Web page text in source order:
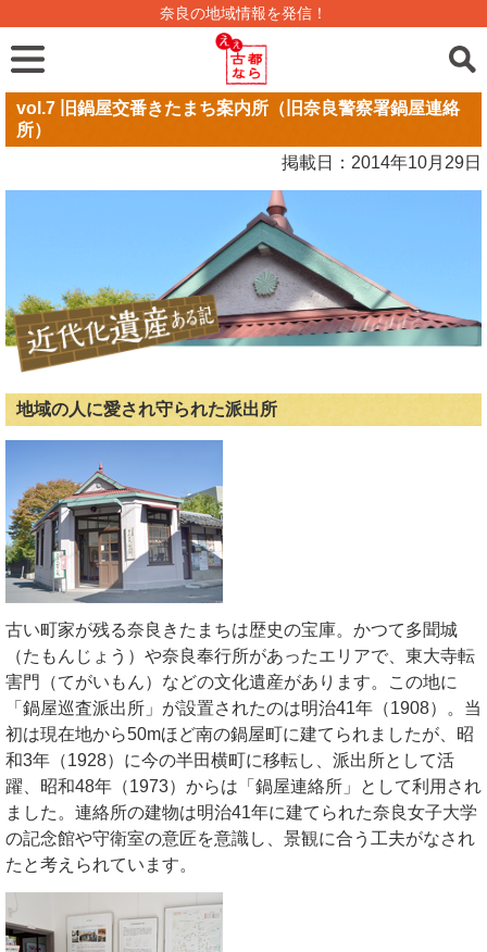
奈良の地域情報を発信！
vol.7 旧鍋屋交番きたまち案内所（旧奈良警察署鍋屋連絡
所）
掲載日：2014年10月29日
地域の人に愛され守られた派出所
古い町家が残る奈良きたまちは歴史の宝庫。かつて多聞城
（たもんじょう）や奈良奉行所があったエリアで、東大寺転
害門（てがいもん）などの文化遺産があります。この地に
「鍋屋巡査派出所」が設置されたのは明治41年（1908）。当
初は現在地から50mほど南の鍋屋町に建てられましたが、昭
和3年（1928）に今の半田横町に移転し、派出所として活
躍、昭和48年（1973）からは「鍋屋連絡所」として利用され
ました。連絡所の建物は明治41年に建てられた奈良女子大学
の記念館や守衛室の意匠を意識し、景観に合う工夫がなされ
たと考えられています。